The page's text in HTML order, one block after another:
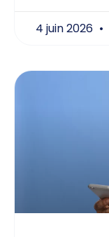
4 juin 2026